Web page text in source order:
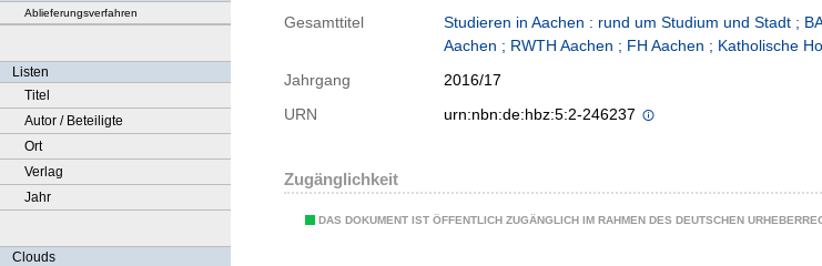
Ablieferungsverfahren
Listen
Titel
Autor / Beteiligte
Ort
Verlag
Jahr
Clouds
Gesamttitel
Studieren in Aachen : rund um Studium und Stadt ;
Aachen ; RWTH Aachen ; FH Aachen ; Katholische
Jahrgang
2016/17
URN
urn:nbn:de:hbz:5:2-246237
Zugänglichkeit
DAS DOKUMENT IST ÖFFENTLICH ZUGÄNGLICH IM RAHMEN DES DEUTSCHEN